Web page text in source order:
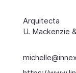
Arquitecta
U. Mackenzie